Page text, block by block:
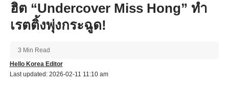
ฮิต “Undercover Miss Hong” ทำ
เรตติ้งพุ่งกระฉูด!
Last updated: 2026-02-11 11:10 am
Hello Korea Editor
3 Min Read